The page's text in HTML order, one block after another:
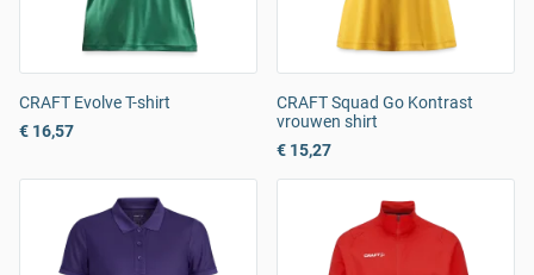
CRAFT Evolve T-shirt
€ 16,57
CRAFT Squad Go Kontrast
vrouwen shirt
€ 15,27